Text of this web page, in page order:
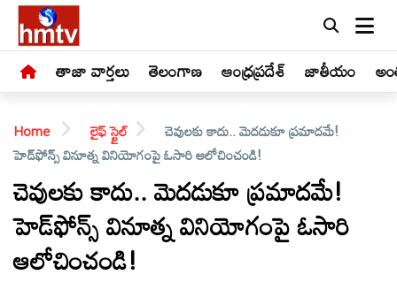
తాజా వార్తలు తెలంగాణ ఆంధ్రప్రదేశ్ జాతీయం
LIVE
తాజా
Home లైఫ్ స్టైల్
చెవులకు కాదు.. మెదడుకూ ప్రమాదమే!
హెడ్‌ఫోన్స్ వినూత్న వినియోగంపై ఓసారి ఆలోచించండి!
చెవులకు కాదు.. మెదడుకూ ప్రమాదమే!
హెడ్‌ఫోన్స్ వినూత్న వినియోగంపై ఓసారి
ఆలోచించండి!